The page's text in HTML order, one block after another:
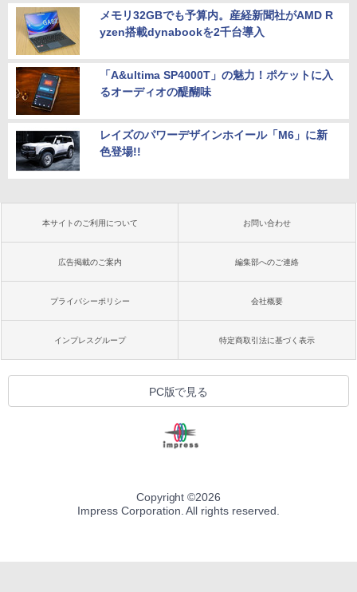
メモリ32GBでも予算内。産経新聞社がAMD R
yzen搭載dynabookを2千台導入
「A&ultima SP4000T」の魅力！ポケットに入
るオーディオの醍醐味
レイズのパワーデザインホイール「M6」に新
色登場!!
本サイトのご利用について お問い合わせ
広告掲載のご案内 編集部へのご連絡
プライバシーポリシー 会社概要
インプレスグループ 特定商取引法に基づく表示
PC版で見る
Copyright ©2026
Impress Corporation. All rights reserved.